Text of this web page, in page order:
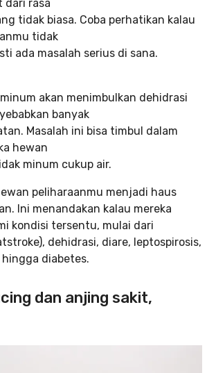
dari rasa
tidak biasa. Coba perhatikan kalau
tidak
ada masalah serius di sana.
akan menimbulkan dehidrasi
banyak
Masalah ini bisa timbul dalam
hewan
minum cukup air.
peliharaanmu menjadi haus
Ini menandakan kalau mereka
kondisi tersentu, mulai dari
dehidrasi, diare, leptospirosis,
diabetes.
dan anjing sakit,